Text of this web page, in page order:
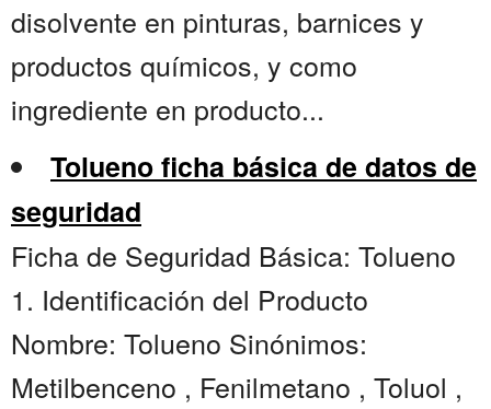
disolvente en pinturas, barnices y
productos químicos, y como
ingrediente en producto...
Tolueno ficha básica de datos de
seguridad
Ficha de Seguridad Básica: Tolueno
1. Identificación del Producto
Nombre: Tolueno Sinónimos:
Metilbenceno , Fenilmetano , Toluol ,